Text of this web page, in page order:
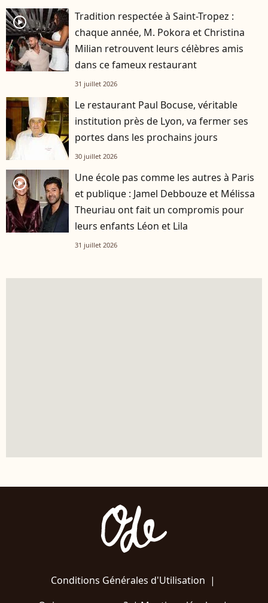
player2
Tradition respectée à Saint-Tropez :
chaque année, M. Pokora et Christina
Milian retrouvent leurs célèbres amis
dans ce fameux restaurant
31 juillet 2026
Le restaurant Paul Bocuse, véritable
institution près de Lyon, va fermer ses
portes dans les prochains jours
30 juillet 2026
player2
Une école pas comme les autres à Paris
et publique : Jamel Debbouze et Mélissa
Theuriau ont fait un compromis pour
leurs enfants Léon et Lila
31 juillet 2026
Conditions Générales d'Utilisation |